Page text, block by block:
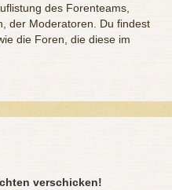
des Forenteams,
der Moderatoren. Du findest
die Foren, die diese im
verschicken!